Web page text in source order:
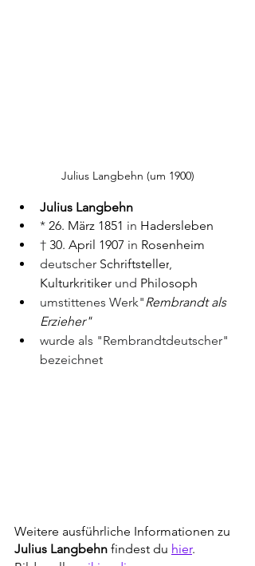
Julius Langbehn (um 1900)
Julius Langbehn
* 26. März 1851 in Hadersleben
† 30. April 1907 in Rosenheim
deutscher Schriftsteller
Kulturkritiker und Philosoph
umstittenes Werk" Rembrandt als
Erzieher"
wurde als "Rembrandtdeutscher"
bezeichnet
Weitere ausführliche Informationen zu
Julius Langbehn findest du hier.